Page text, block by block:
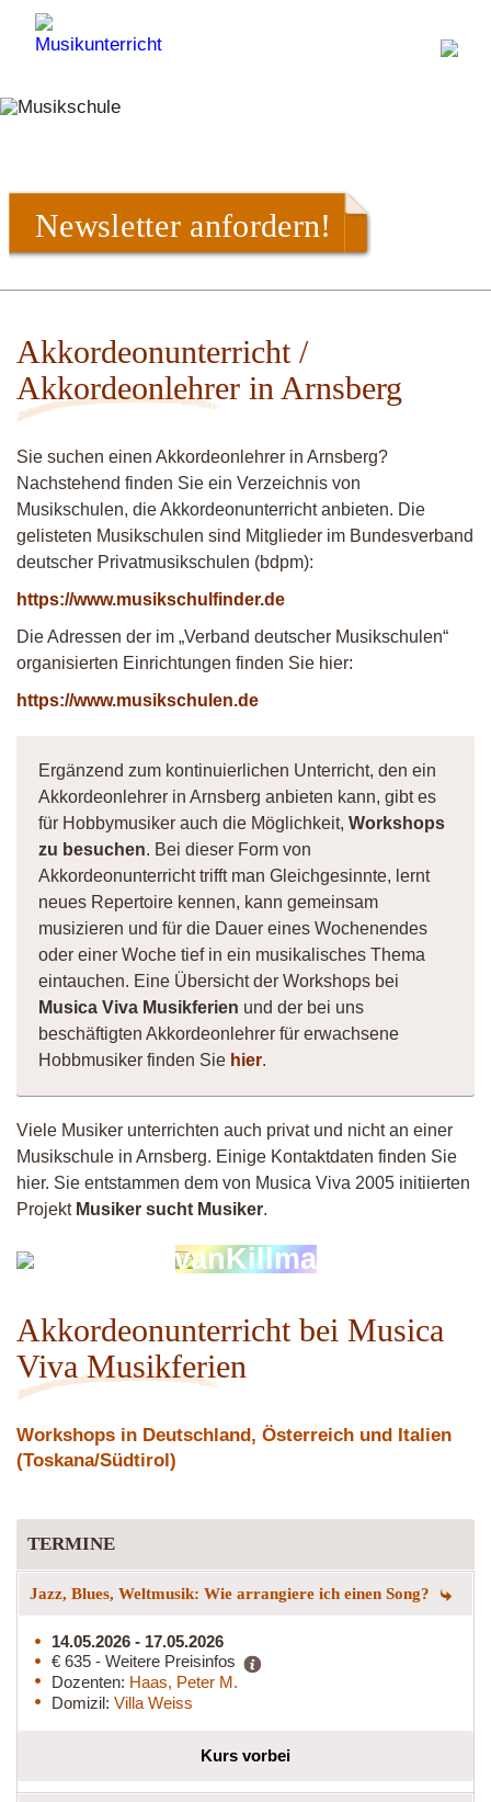
Newsletter anfordern!
Akkordeonunterricht /
Akkordeonlehrer in Arnsberg
Sie suchen einen Akkordeonlehrer in Arnsberg?
Nachstehend finden Sie ein Verzeichnis von
Musikschulen, die Akkordeonunterricht anbieten. Die
gelisteten Musikschulen sind Mitglieder im Bundesverband
deutscher Privatmusikschulen (bdpm):
https://www.musikschulfinder.de
Die Adressen der im „Verband deutscher Musikschulen“
organisierten Einrichtungen finden Sie hier:
https://www.musikschulen.de
Ergänzend zum kontinuierlichen Unterricht, den ein
Akkordeonlehrer in Arnsberg anbieten kann, gibt es
für Hobbymusiker auch die Möglichkeit, Workshops
zu besuchen. Bei dieser Form von
Akkordeonunterricht trifft man Gleichgesinnte, lernt
neues Repertoire kennen, kann gemeinsam
musizieren und für die Dauer eines Wochenendes
oder einer Woche tief in ein musikalisches Thema
eintauchen. Eine Übersicht der Workshops bei
Musica Viva Musikferien und der bei uns
beschäftigten Akkordeonlehrer für erwachsene
Hobbmusiker finden Sie hier.
Viele Musiker unterrichten auch privat und nicht an einer
Musikschule in Arnsberg. Einige Kontaktdaten finden Sie
hier. Sie entstammen dem von Musica Viva 2005 initiierten
Projekt Musiker sucht Musiker.
vanKillma
Akkordeonunterricht bei Musica
Viva Musikferien
Workshops in Deutschland, Österreich und Italien
(Toskana/Südtirol)
TERMINE
Jazz, Blues, Weltmusik: Wie arrangiere ich einen Song?
14.05.2026 - 17.05.2026
€ 635 - Weitere Preisinfos
Dozenten: Haas, Peter M.
Domizil: Villa Weiss
Kurs vorbei